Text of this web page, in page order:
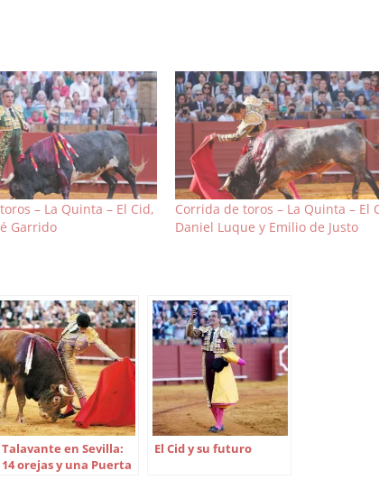
– La Quinta – El Cid,
Garrido
Corrida de toros – La Quinta – El
Daniel Luque y Emilio de Justo
Talavante en Sevilla:
14 orejas y una Puerta
El Cid y su futuro